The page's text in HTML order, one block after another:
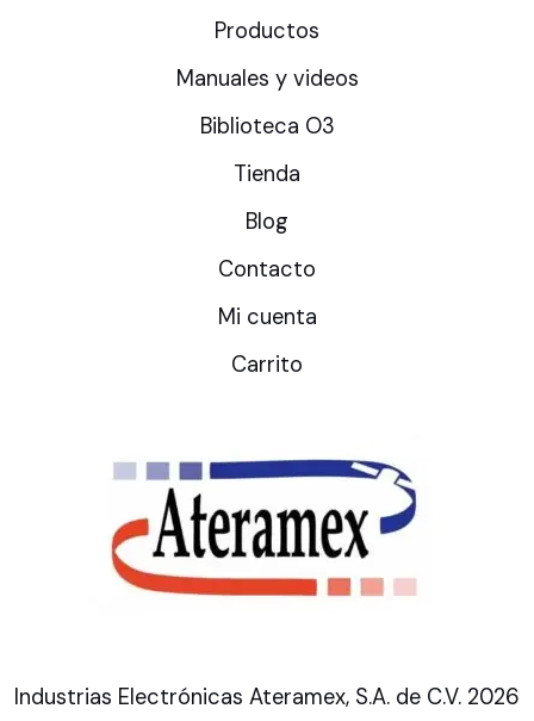
Productos
Manuales y videos
Biblioteca O3
Tienda
Blog
Contacto
Mi cuenta
Carrito
Industrias Electrónicas Ateramex, S.A. de C.V. 2026